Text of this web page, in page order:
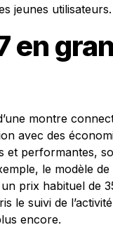
jeunes utilisateurs.
en
montre
avec des
et performantes,
le modèle
prix habituel de
le suivi de
encore.